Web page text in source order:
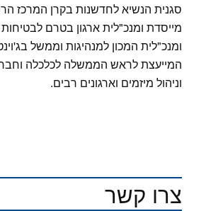
סגנית הנשיא לחדשנות בקרן המרכז
מייסדת ומנכ"לית ארגון בטרם
ומנכ"לית המכון למנהיגות וממשל
המייעצת לראש הממשלה לכלכלה
וניהול מיזמים וארגונים רבים.
צרו קשר